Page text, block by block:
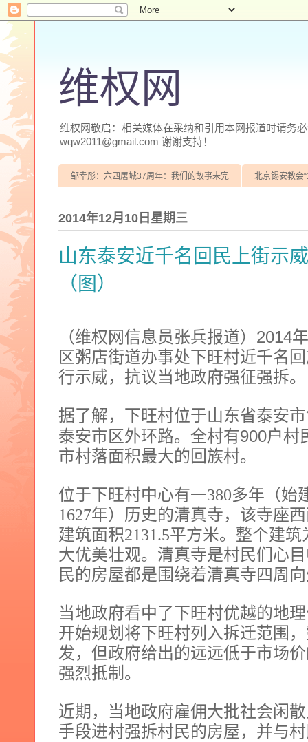
维权网
维权网敬启：相关媒体在采纳和引用本网报道时请务
wqw2011@gmail.com 谢谢支持！
邹幸彤：六四屠城37周年：我们的故事未完 北京锡安教会
2014年12月10日星期三
山东泰安近千名回民上街示
（图）
（维权网信息员张兵报道） 2014年
区粥店街道办事处下旺村近千名
行示威，抗议当地政府强征强拆。
据了解，下旺村位于山东省泰安
泰安市区外环路。全村有900户村
市村落面积最大的回族村。
位于下旺村中心有一380多年（始
1627年）历史的清真寺，该寺座
建筑面积2131.5平方米。整个建
大优美壮观。清真寺是村民们心
民的房屋都是围绕着清真寺四周
当地政府看中了下旺村优越的地
开始规划将下旺村列入拆迁范围
发，但政府给出的远远低于市场
强烈抵制。
近期，当地政府雇佣大批社会闲
手段进村强拆村民的房屋，并与